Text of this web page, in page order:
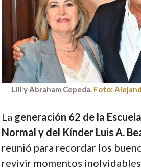
Lili y Abraham Cepeda. Foto:
La generación 62 de la
Normal y del Kínder Luis A.
reunió para recordar los
revivir momentos